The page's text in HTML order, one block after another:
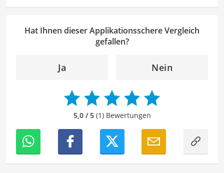
geschriebenen Wort als Lektorin bei VGL in unsere Texte
einfließen zu lassen. Mit meinem Auge für
ich unser Redaktionsteam dabei, qualitativ hochwertige
meinen Wissensschatz immer mehr zu erweitern und
mich täglich mit den verschiedensten Themen
auseinanderzusetzen.
Hat Ihnen dieser Applikationsschere Vergleich
gefallen?
Ja Nein
5,0 / 5(1) Bewertungen